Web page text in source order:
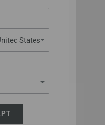
States
MIS,